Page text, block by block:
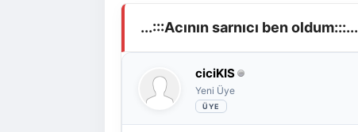
...:::Acının sarnıcı ben oldum:::...
ciciKIS
Yeni Üye